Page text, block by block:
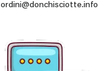
ordini@donchisciotte.info